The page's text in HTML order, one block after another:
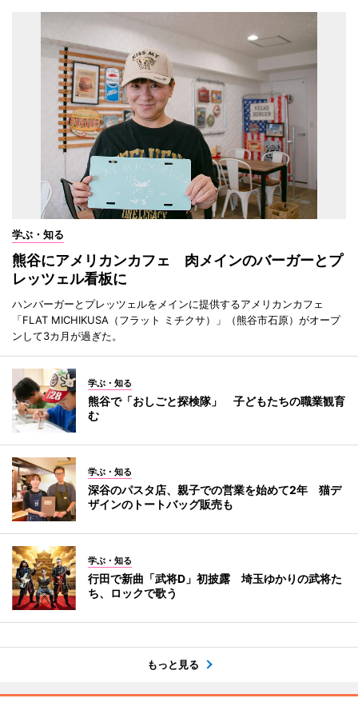
学ぶ・知る
熊谷にアメリカンカフェ 肉メインのバーガーとプ
レッツェル看板に
ハンバーガーとプレッツェルをメインに提供するアメリカンカフェ
「FLAT MICHIKUSA（フラット ミチクサ）」（熊谷市石原）がオープ
ンして3カ月が過ぎた。
学ぶ・知る
熊谷で「おしごと探検隊」 子どもたちの職業観育
む
学ぶ・知る
深谷のパスタ店、親子での営業を始めて2年 猫デ
ザインのトートバッグ販売も
学ぶ・知る
行田で新曲「武将D」初披露 埼玉ゆかりの武将た
ち、ロックで歌う
もっと見る